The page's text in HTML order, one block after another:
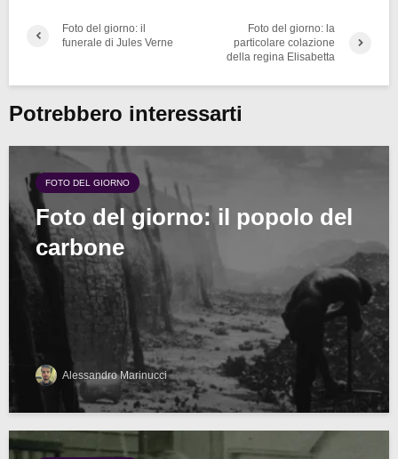
Foto del giorno: il
funerale di Jules Verne
Foto del giorno: la
particolare colazione
della regina Elisabetta
Potrebbero interessarti
FOTO DEL GIORNO
Foto del giorno: il popolo del
carbone
Alessandro Marinucci